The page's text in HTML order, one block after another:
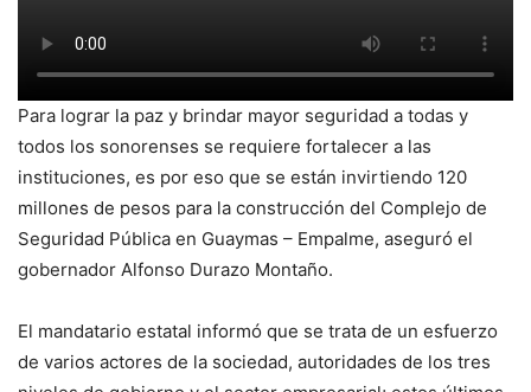
Para lograr la paz y brindar mayor seguridad a todas y
todos los sonorenses se requiere fortalecer a las
instituciones, es por eso que se están invirtiendo 120
millones de pesos para la construcción del Complejo de
Seguridad Pública en Guaymas – Empalme, aseguró el
gobernador Alfonso Durazo Montaño.
El mandatario estatal informó que se trata de un esfuerzo
de varios actores de la sociedad, autoridades de los tres